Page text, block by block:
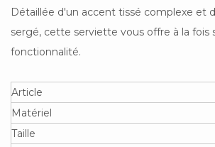
Détaillée d'un accent tissé complexe et
sergé, cette serviette vous offre à la fois
fonctionnalité.
Article
Matériel
Taille